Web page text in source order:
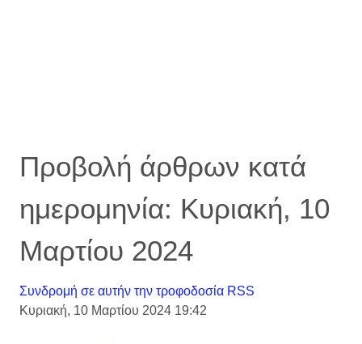
Προβολή άρθρων κατά
ημερομηνία: Κυριακή, 10
Μαρτίου 2024
Συνδρομή σε αυτήν την τροφοδοσία RSS
Κυριακή, 10 Μαρτίου 2024 19:42